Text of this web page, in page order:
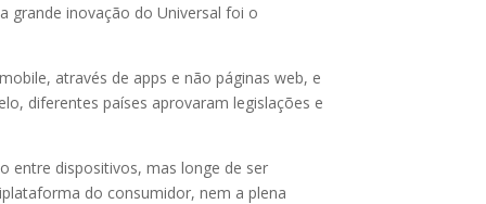
grande inovação do Universal foi o
através de apps e não páginas web, e
diferentes países aprovaram legislações e
entre dispositivos, mas longe de ser
do consumidor, nem a plena